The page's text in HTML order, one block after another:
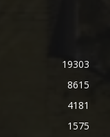
19303
8615
4181
1575